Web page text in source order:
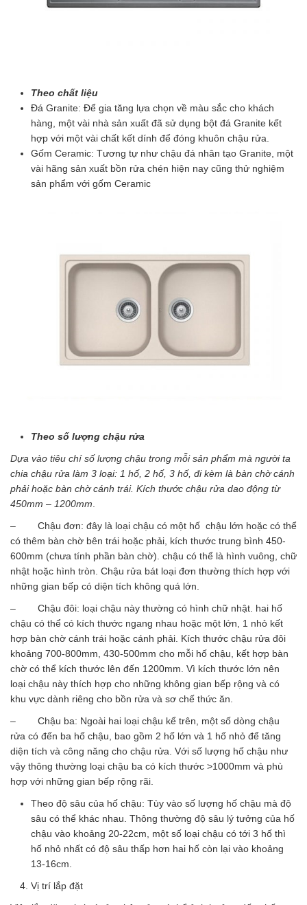
Theo chất liệu
Đá Granite: Để gia tăng lựa chọn về màu sắc cho khách
hàng, một vài nhà sản xuất đã sử dụng bột đá Granite kết
hợp với một vài chất kết dính để đóng khuôn chậu rửa.
Gốm Ceramic: Tương tự như chậu đá nhân tạo Granite, một
vài hãng sản xuất bồn rửa chén hiện nay cũng thử nghiệm
sản phẩm với gốm Ceramic
Theo số lượng chậu rửa
Dựa vào tiêu chí số lượng chậu trong mỗi sản phẩm mà người ta
chia chậu rửa làm 3 loại: 1 hố, 2 hố, 3 hố, đi kèm là bàn chờ cánh
phải hoặc bàn chờ cánh trái. Kích thước chậu rửa dao động từ
450mm – 1200mm
– Chậu đơn: đây là loại chậu có một hố chậu lớn hoặc có thể
có thêm bàn chờ bên trái hoặc phải, kích thước trung bình 450-
600mm (chưa tính phần bàn chờ). chậu có thể là hình vuông, chữ
nhật hoặc hình tròn. Chậu rửa bát loại đơn thường thích hợp với
những gian bếp có diện tích không quá lớn.
– Chậu đôi: loại chậu này thường có hình chữ nhật. hai hố
chậu có thể có kích thước ngang nhau hoặc một lớn, 1 nhỏ kết
hợp bàn chờ cánh trái hoặc cánh phải. Kích thước chậu rửa đôi
khoảng 700-800mm, 430-500mm cho mỗi hố chậu, kết hợp bàn
chờ có thể kích thước lên đến 1200mm. Vì kích thước lớn nên
loại chậu này thích hợp cho những không gian bếp rộng và có
khu vực dành riêng cho bồn rửa và sơ chế thức ăn.
– Chậu ba: Ngoài hai loại chậu kể trên, một số dòng chậu
rửa có đến ba hố chậu, bao gồm 2 hố lớn và 1 hố nhỏ để tăng
diện tích và công năng cho chậu rửa. Với số lượng hố chậu như
vậy thông thường loại chậu ba có kích thước >1000mm và phù
hợp với những gian bếp rộng rãi.
Theo độ sâu của hố chậu: Tùy vào số lượng hố chậu mà độ
sâu có thể khác nhau. Thông thường độ sâu lý tưởng của hố
chậu vào khoảng 20-22cm, một số loại chậu có tới 3 hố thì
hố nhỏ nhất có độ sâu thấp hơn hai hố còn lại vào khoảng
13-16cm.
Vị trí lắp đặt